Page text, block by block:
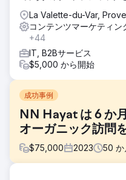
La Valette-du-Var,
コンテンツマーケティ
+44
IT, B2Bサービス
$5,000 から開始
成功事例
NN Hayat は 6 か
オーガニック訪問
$75,000 2023 50 か